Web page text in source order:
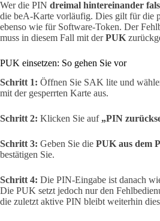
Wer die PIN dreimal hintereinander
die beA-Karte vorläufig. Dies gilt für die
ebenso wie für Software-Token. Der
muss in diesem Fall mit derPUK
PUK einsetzen: So gehen Sie vor
Schritt 1: Öffnen Sie SAK lite und
mit der gesperrten Karte aus.
Schritt 2: Klicken Sie auf „PIN
Schritt 3: Geben Sie die PUK aus dem
bestätigen Sie.
Schritt 4: Die PIN-Eingabe ist danach
Die PUK setzt jedoch nur den
die zuletzt aktive PIN bleibt weiterhin